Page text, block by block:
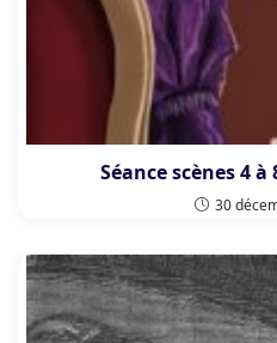
Séance scènes 4
30